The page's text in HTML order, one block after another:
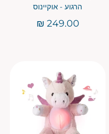
הרגוע - אוקיינוס
249.00 ₪